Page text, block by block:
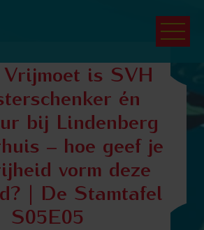
is SVH
én
bij Lindenberg
– hoe geef je
vorm deze
| De Stamtafel
S05E05